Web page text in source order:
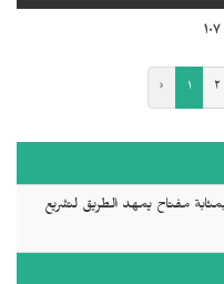
‹ ١ ٢
مفتاح يمهد الطريق لتشريع